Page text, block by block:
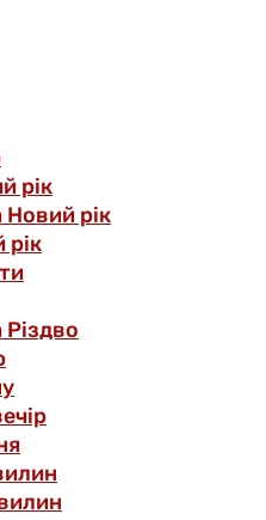
рік
Новий рік
рік
Різдво